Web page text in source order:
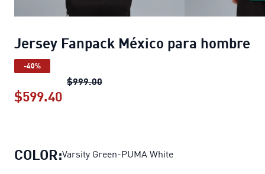
Jersey Fanpack México para hombre
-40%
$999.00Jersey Fanpack México para hombre
$599.40
COLOR:Varsity Green-PUMA White